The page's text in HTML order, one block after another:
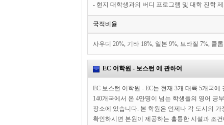
- 현지 대학생과의 버디 프로그램 및 대학 진학
국적비율
사우디 20%, 기타 18%, 일본 9%, 브라질 7%, 콜
EC 어학원 - 보스턴 에 관하여
EC 보스턴 어학원 - EC는 현재 3개 대륙 5개국
140개국에서 온 4만명이 넘는 학생들의 영어 공
장소에 있습니다. 본 학원은 언제나 각 도시의
확인하시면 본원이 제공하는 훌륭한 시설과 조